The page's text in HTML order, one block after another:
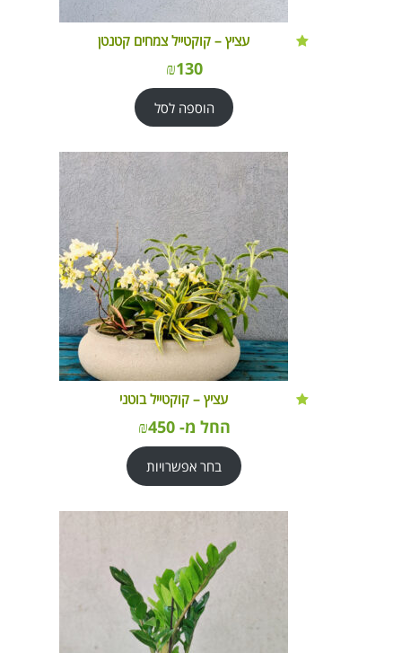
עציץ – קוקטייל צמחים קטנטן
₪130
הוספה לסל
עציץ – קוקטייל בוטני
החל מ- ₪450
בחר אפשרויות